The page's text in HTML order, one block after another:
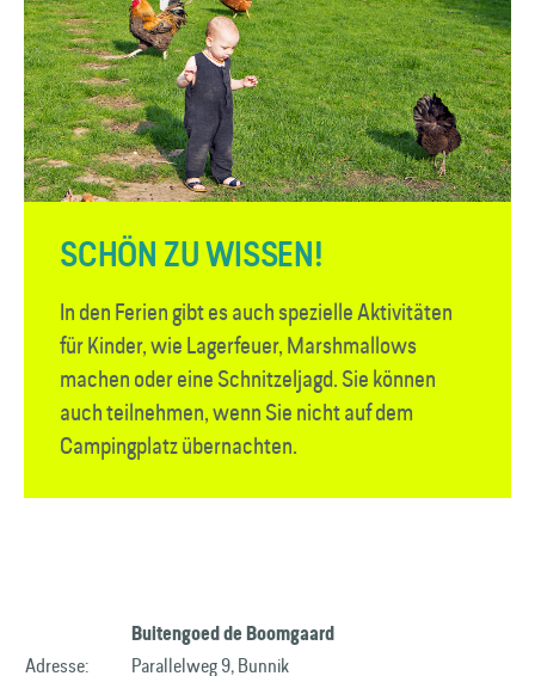
SCHÖN ZU WISSEN!
In den Ferien gibt es auch spezielle Aktivitäten
für Kinder, wie Lagerfeuer, Marshmallows
machen oder eine Schnitzeljagd. Sie können
auch teilnehmen, wenn Sie nicht auf dem
Campingplatz übernachten.
Buitengoed de Boomgaard
Adresse: Parallelweg 9, Bunnik